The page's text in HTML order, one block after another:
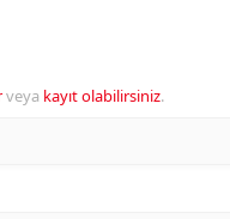
veya kayıt olabilirsiniz.